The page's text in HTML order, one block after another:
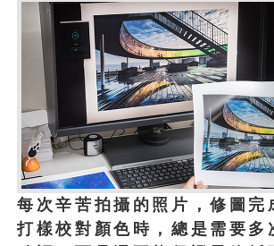
每次辛苦拍攝的照片，修圖完
打樣校對顏色時，總是需要多